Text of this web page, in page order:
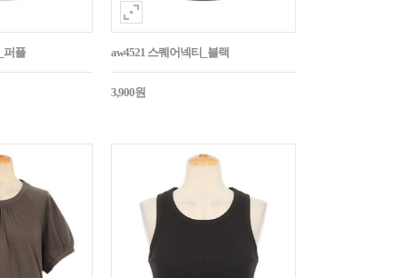
퍼플 aw4521 스퀘어넥티_블랙
3,900원